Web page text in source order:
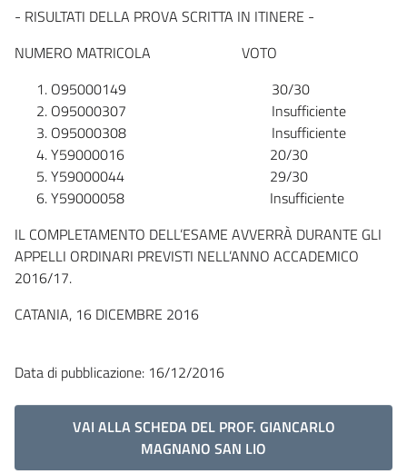
- RISULTATI DELLA PROVA SCRITTA IN ITINERE -
NUMERO MATRICOLA VOTO
O95000149 30/30
O95000307 Insufficiente
O95000308 Insufficiente
Y59000016 20/30
Y59000044 29/30
Y59000058 Insufficiente
IL COMPLETAMENTO DELL’ESAME AVVERRÀ DURANTE GLI
APPELLI ORDINARI PREVISTI NELL’ANNO ACCADEMICO
2016/17.
CATANIA, 16 DICEMBRE 2016
Data di pubblicazione: 16/12/2016
VAI ALLA SCHEDA DEL PROF. GIANCARLO
MAGNANO SAN LIO